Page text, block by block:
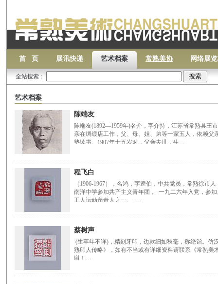
首 页 展讯快递 艺术档案 常熟美协 网络展览
全站搜索：
艺术档案
陈端友
陈端友(1892—1959年)名介，字介持，江苏省常熟县王
亲在绸缎店工作，父、母、姐、弟等一家五人，依赖父
塾读书。1907年十五岁时，父亲去世，生…
程飞白
（1906-1967），名鸿，字逵伯，中共党员，常熟徐市
南洋中学参加共产主义青年团， 一九二六年入党，参
工人运动负责人之一。 …
蔡树声
(生卒年不详)，精刻牙印，边款细如秋毫，称绝诣。
熟印人传略》，如有不当或有详细资料请联系《常熟美
谢！…